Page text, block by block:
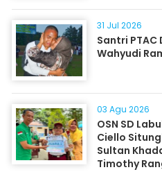
31 Jul 2026
Santri
Wahyudi
03 Agu 2026
OSN SD
Ciello
Sultan
Timothy